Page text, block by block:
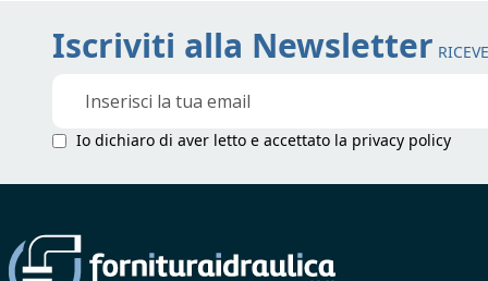
Iscriviti alla Newsletter
Newsletter:
Io dichiaro di aver letto e accettato la privacy policy